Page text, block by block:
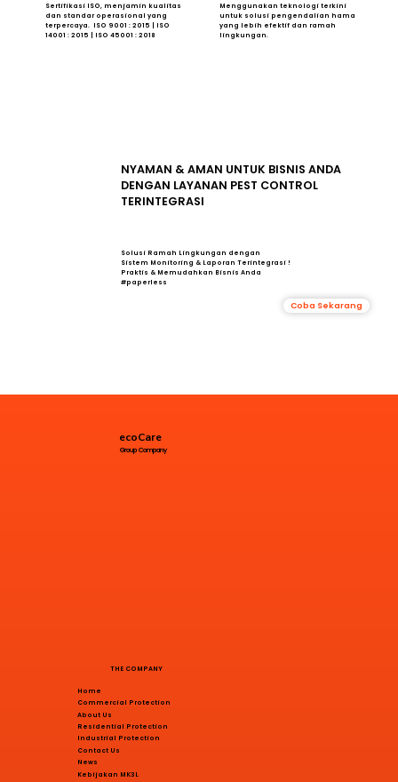
NYAMAN & AMAN UNTUK BISNIS ANDA
DENGAN LAYANAN PEST CONTROL
TERINTEGRASI
Solusi Ramah Lingkungan dengan
Sistem Monitoring & Laporan Terintegrasi !
Praktis & Memudahkan Bisnis Anda
#paperless
Coba Sekarang
Menggunakan teknologi terkini
untuk solusi pengendalian hama
yang lebih efektif dan ramah
lingkungan.
Sertifikasi ISO, menjamin kualitas
dan standar operasional yang
terpercaya. ISO 9001 : 2015 | ISO
14001 : 2015 | ISO 45001 : 2018
THE COMPANY
Commercial Protection
Home
About Us
Industrial Protection
Residential Protection
Contact Us
News
Kebijakan MK3L
ecoCare
Group Company